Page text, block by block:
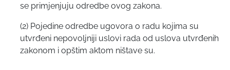
se primjenjuju odredbe ovog zakona.
(2) Pojedine odredbe ugovora o radu kojima su
utvrđeni nepovoljniji uslovi rada od uslova utvrđenih
zakonom i opštim aktom ništave su.